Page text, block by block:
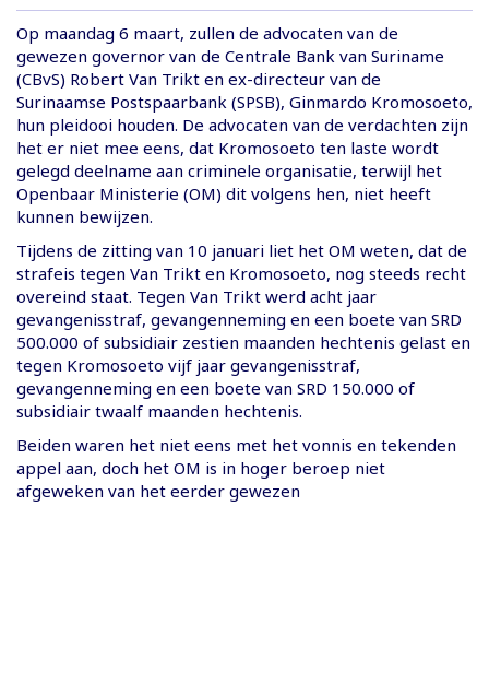
Op maandag 6 maart, zullen de advocaten van de
gewezen governor van de Centrale Bank van Suriname
(CBvS) Robert Van Trikt en ex-directeur van de
Surinaamse Postspaarbank (SPSB), Ginmardo Kromosoeto,
hun pleidooi houden. De advocaten van de verdachten zijn
het er niet mee eens, dat Kromosoeto ten laste wordt
gelegd deelname aan criminele organisatie, terwijl het
Openbaar Ministerie (OM) dit volgens hen, niet heeft
kunnen bewijzen.
Tijdens de zitting van 10 januari liet het OM weten, dat de
strafeis tegen Van Trikt en Kromosoeto, nog steeds recht
overeind staat. Tegen Van Trikt werd acht jaar
gevangenisstraf, gevangenneming en een boete van SRD
500.000 of subsidiair zestien maanden hechtenis gelast en
tegen Kromosoeto vijf jaar gevangenisstraf,
gevangenneming en een boete van SRD 150.000 of
subsidiair twaalf maanden hechtenis.
Beiden waren het niet eens met het vonnis en tekenden
appel aan, doch het OM is in hoger beroep niet
afgeweken van het eerder gewezen